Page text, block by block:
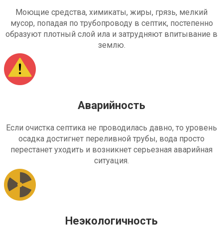
Моющие средства, химикаты, жиры, грязь, мелкий
мусор, попадая по трубопроводу в септик, постепенно
образуют плотный слой ила и затрудняют впитывание в
землю.
Аварийность
Если очистка септика не проводилась давно, то уровень
осадка достигнет переливной трубы, вода просто
перестанет уходить и возникнет серьезная аварийная
ситуация.
Неэкологичность